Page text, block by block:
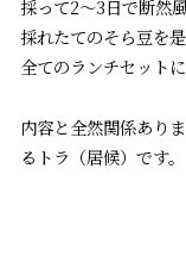
採って2〜3日で断然
採れたてのそら豆を
全てのランチセットに
内容と全然関係あり
るトラ（居候）です。